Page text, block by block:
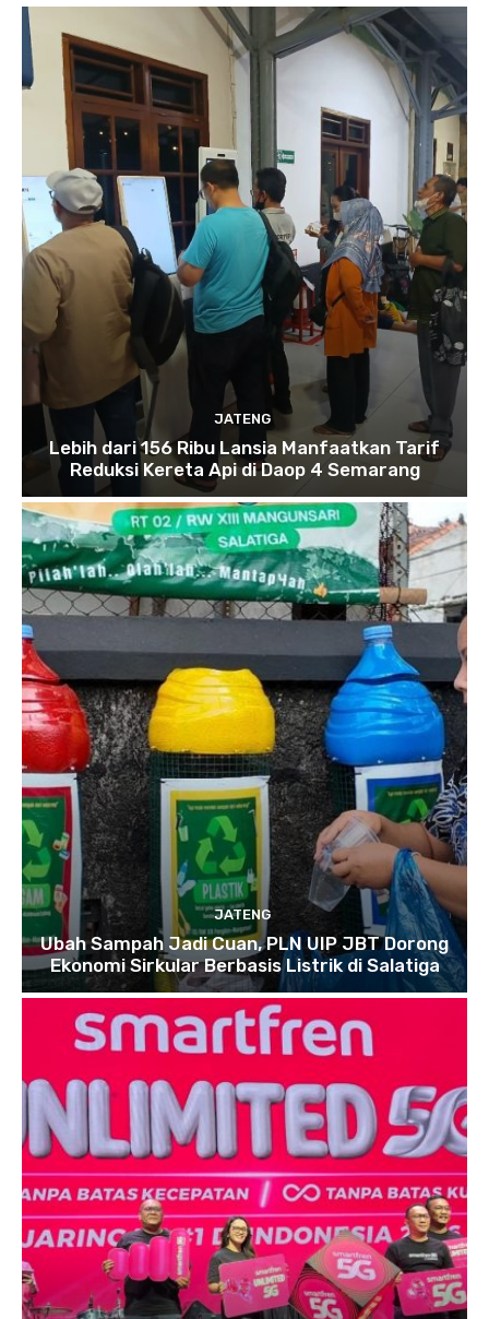
JATENG
Lebih dari 156 Ribu Lansia Manfaatkan Tarif
Reduksi Kereta Api di Daop 4 Semarang
JATENG
Ubah Sampah Jadi Cuan, PLN UIP JBT Dorong
Ekonomi Sirkular Berbasis Listrik di Salatiga